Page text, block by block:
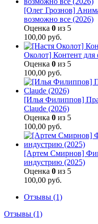
[Олег Грознов]
возможно все (2026)
Оценка 0 из 5
100,00 руб.
Околот] Контент для
Оценка 0 из 5
100,00 руб.
[Илья Филиппов]
Claude (2026)
Оценка 0 из 5
100,00 руб.
[Артем Смирнов]
индустрию (2025)
Оценка 0 из 5
100,00 руб.
Отзывы (1)
Отзывы (1)